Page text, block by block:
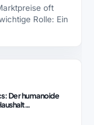
oft
Rolle: Ein
Der humanoide